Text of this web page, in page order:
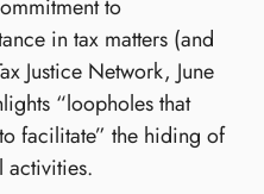
to
in tax matters (and
Justice Network, June
“loopholes that
facilitate” the hiding of
activities.